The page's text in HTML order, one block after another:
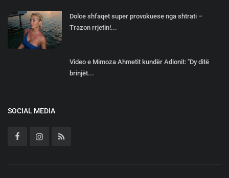
Dolce shfaqet super provokuese nga shtrati –
Trazon rrjetin!...
Video e Mimoza Ahmetit kundër Adionit: "Dy ditë
brinjët...
SOCIAL MEDIA